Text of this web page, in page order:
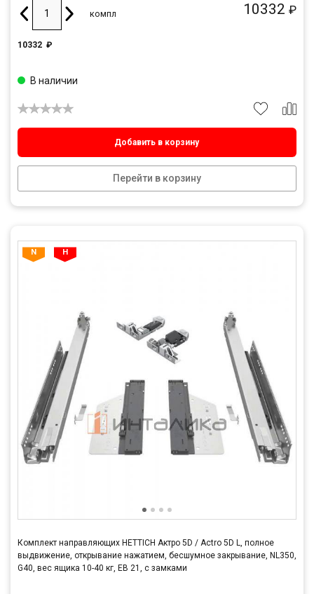
10332 ₽
компл
10332 ₽
Добавить в корзину
Перейти в корзину
В наличии
Комплект направляющих HETTICH Актро 5D / Actro 5D L, полное
выдвижение, открывание нажатием, бесшумное закрывание, NL350,
G40, вес ящика 10-40 кг, ЕВ 21, с замками